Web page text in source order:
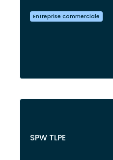
Entreprise commerciale
SPW TLPE